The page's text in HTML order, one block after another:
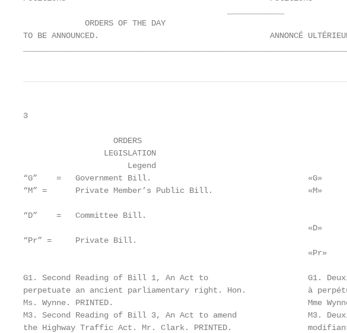
ORDERS OF THE DAY
TO BE ANNOUNCED.                                    ANNONCÉ
3
ORDERS
LEGISLATION
Legend
“G”    =   Government Bill.                                 «G»        =
“M” =      Private Member’s Public Bill.                    «M»
“D”    =   Committee Bill.
«D»
“Pr” =     Private Bill.
«Pr»
G1. Second Reading of Bill 1, An Act to                     G1.
perpetuate an ancient parliamentary right. Hon.             à
Ms. Wynne. PRINTED.                                         Mme Wynne.
M3. Second Reading of Bill 3, An Act to amend               M3.
the Highway Traffic Act. Mr. Clark. PRINTED.